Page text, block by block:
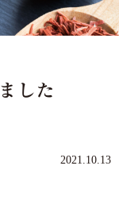
した
2021 .10 .13